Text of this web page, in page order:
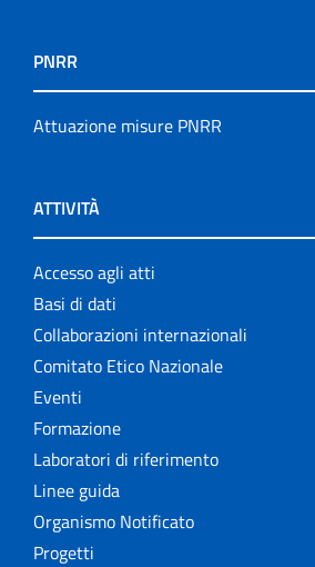
PNRR
Attuazione misure PNRR
ATTIVITÀ
Accesso agli atti
Basi di dati
Collaborazioni internazionali
Comitato Etico Nazionale
Eventi
Formazione
Laboratori di riferimento
Linee guida
Organismo Notificato
Progetti